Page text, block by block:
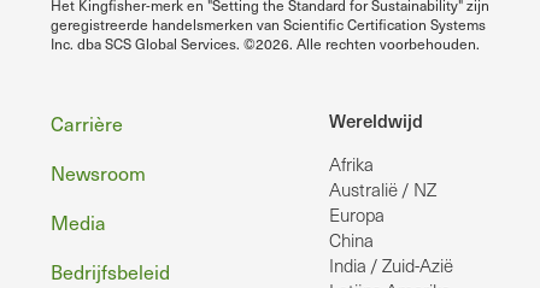
Het Kingfisher-merk en "Setting the Standard for Sustainability" zijn
geregistreerde handelsmerken van Scientific Certification Systems
Inc. dba SCS Global Services. ©2026. Alle rechten voorbehouden.
Wereldwijd
Afrika
Australië / NZ
Europa
China
India / Zuid-Azië
Voettekst
Carrière
Newsroom
Media
Bedrijfsbeleid